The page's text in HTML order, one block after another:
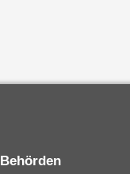
Behörden